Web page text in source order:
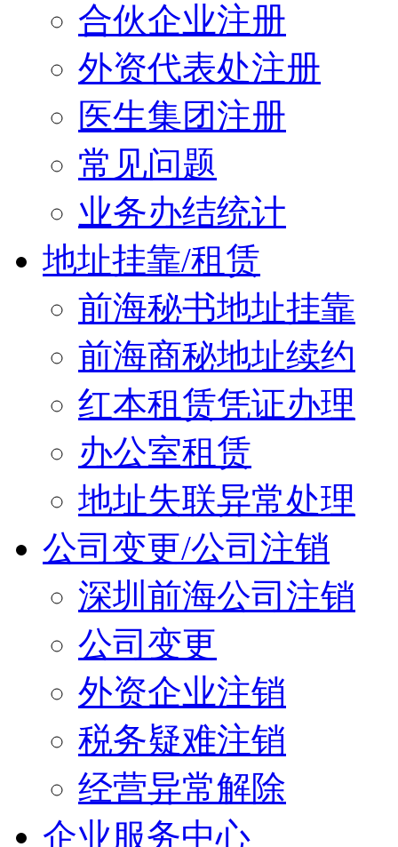
合伙企业注册
外资代表处注册
医生集团注册
常见问题
业务办结统计
地址挂靠/租赁
前海秘书地址挂靠
前海商秘地址续约
红本租赁凭证办理
办公室租赁
地址失联异常处理
公司变更/公司注销
深圳前海公司注销
公司变更
外资企业注销
税务疑难注销
经营异常解除
企业服务中心